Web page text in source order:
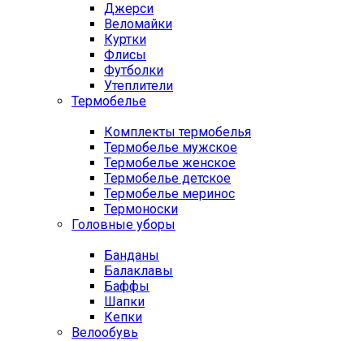
Джерси
Веломайки
Куртки
Флисы
Футболки
Утеплители
Термобелье
Комплекты термобелья
Термобелье мужское
Термобелье женское
Термобелье детское
Термобелье меринос
Термоноски
Головные уборы
Банданы
Балаклавы
Баффы
Шапки
Кепки
Велообувь